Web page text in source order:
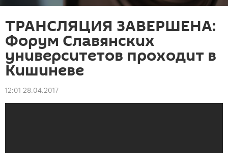
ТРАНСЛЯЦИЯ ЗАВЕРШЕНА:
Форум Славянских
университетов проходит в
Кишиневе
12:01 28.04.2017